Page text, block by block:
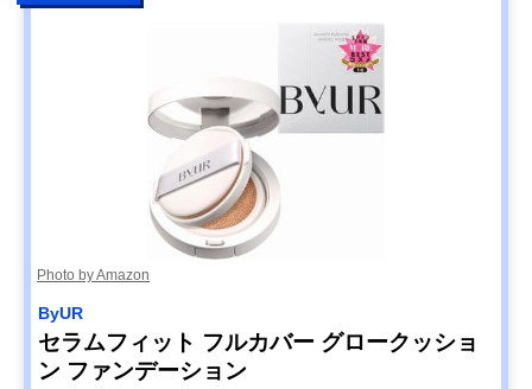
Photo by Amazon
ByUR
セラムフィット フルカバー グロークッショ
ン ファンデーション